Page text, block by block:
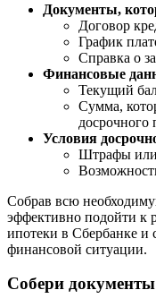
Документы,
Договор
График
Справка о
Финансовые
Текущий
Сумма,
досрочного
Условия
Штрафы
Собрав всю
эффективно подойти к
ипотеки в Сбербанке и
финансовой ситуации.
Собери